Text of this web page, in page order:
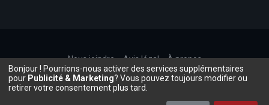
Bonjour ! Pourrions-nous activer des services supplémentaires
pour Publicité & Marketing? Vous pouvez toujours modifier ou
retirer votre consentement plus tard.
Nous joindre Avis légal À propos
©2026, Beauce.TV